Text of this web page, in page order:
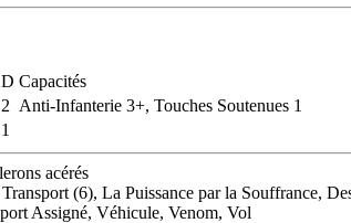
D Capacités
2 Anti-Infanterie 3+, Touches Soutenues 1
1
acérés
(6), La Puissance par la Souffrance,
Assigné, Véhicule, Venom, Vol